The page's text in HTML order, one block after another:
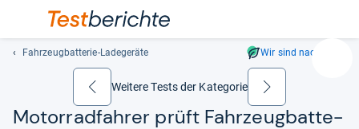
Fahrzeugbatterie-Ladegeräte Wir sind nachhaltig
Motor­rad­fah­rer prüft Fahr­zeug­bat­te­
zurück Weitere Tests der Kategorie weiter